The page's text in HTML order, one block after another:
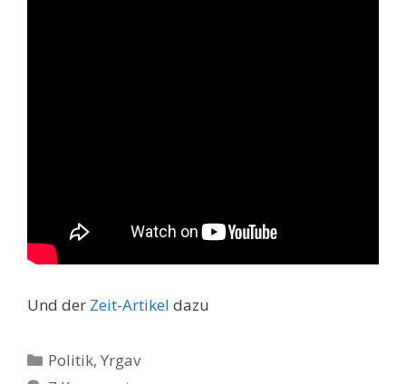
Und der Zeit-Artikel dazu
Kategorien
Politik,Yrgav